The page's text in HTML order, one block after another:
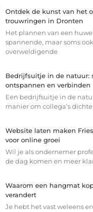
Ontdek de kunst van het
trouwringen in Dronten
Het plannen van een
spannende, maar soms ook
overweldigende
Bedrijfsuitje in de natuur:
ontspannen en verbinden
Een bedrijfsuitje in de
manier om collega’s
Website laten maken
voor online groei
Wil je als ondernemer
de dag komen en meer
Waarom een hangmat
verandert
Je hebt het vast weleens